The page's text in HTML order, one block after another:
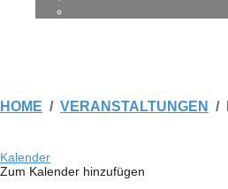
HOME VERANSTALTUNGEN
Kalen­der
Zum Kalen­der hinzufügen